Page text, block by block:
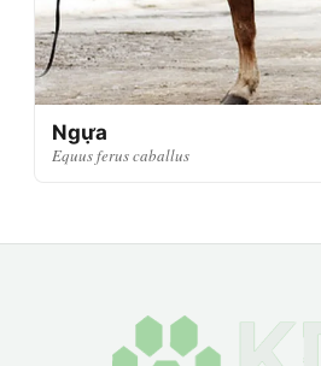
Ngựa
Equus ferus caballus